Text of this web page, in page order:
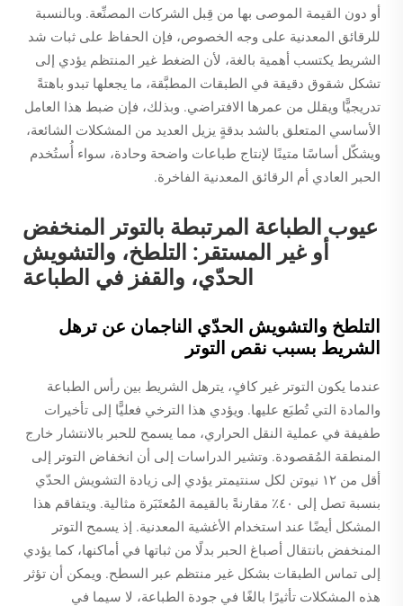
أو دون القيمة الموصى بها من قِبل الشركات المصنِّعة. وبالنسبة
للرقائق المعدنية على وجه الخصوص، فإن الحفاظ على ثبات شد
الشريط يكتسب أهمية بالغة، لأن الضغط غير المنتظم يؤدي إلى
تشكل شقوق دقيقة في الطبقات المطبَّقة، ما يجعلها تبدو باهتةً
تدريجيًّا ويقلل من عمرها الافتراضي. وبذلك، فإن ضبط هذا العامل
الأساسي المتعلق بالشد بدقةٍ يزيل العديد من المشكلات الشائعة،
ويشكّل أساسًا متينًا لإنتاج طباعات واضحة وحادة، سواء أُستُخدم
الحبر العادي أم الرقائق المعدنية الفاخرة.
عيوب الطباعة المرتبطة بالتوتر المنخفض
أو غير المستقر: التلطخ، والتشويش
الحدّي، والقفز في الطباعة
التلطخ والتشويش الحدّي الناجمان عن ترهل
الشريط بسبب نقص التوتر
عندما يكون التوتر غير كافٍ، يترهل الشريط بين رأس الطباعة
والمادة التي تُطبَع عليها. ويؤدي هذا الترخي فعليًّا إلى تأخيرات
طفيفة في عملية النقل الحراري، مما يسمح للحبر بالانتشار خارج
المنطقة المُقصودة. وتشير الدراسات إلى أن انخفاض التوتر إلى
أقل من ١٢ نيوتن لكل سنتيمتر يؤدي إلى زيادة التشويش الحدّي
بنسبة تصل إلى ٤٠٪ مقارنةً بالقيمة المُعتَبَرة مثالية. ويتفاقم هذا
المشكل أيضًا عند استخدام الأغشية المعدنية. إذ يسمح التوتر
المنخفض بانتقال أصباغ الحبر بدلًا من ثباتها في أماكنها، كما يؤدي
إلى تماس الطبقات بشكل غير منتظم عبر السطح. ويمكن أن تؤثر
هذه المشكلات تأثيرًا بالغًا في جودة الطباعة، لا سيما في